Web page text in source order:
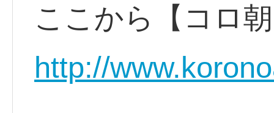
ここから【コロ
http://